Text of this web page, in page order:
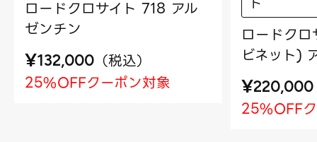
ロードクロサイト 718 アル
ゼンチン
¥132,000 （税込）
25%OFFクーポン対象
ロードク
ビネット)
¥220,000
25%OFF